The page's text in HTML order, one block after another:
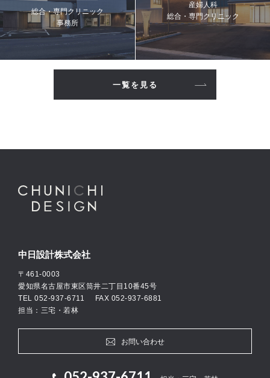
総合・専門クリニック
事務所
産婦人科
総合・専門クリニック
一覧を見る
中日設計株式会社
〒461-0003
愛知県名古屋市東区筒井二丁目10番45号
TEL 052-937-6711 FAX 052-937-6881
担当：三宅・若林
お問い合わせ